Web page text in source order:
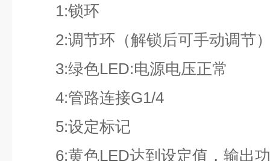
1:锁环
2:调节环（解锁后可手动调节
3:绿色LED:电源电压正常
4:管路连接G1/4
5:设定标记
6:黄色LED达到设定值，输出